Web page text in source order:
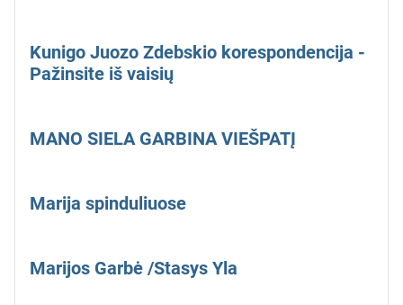
Kunigo Juozo Zdebskio korespondencija -
Pažinsite iš vaisių
MANO SIELA GARBINA VIEŠPATĮ
Marija spinduliuose
Marijos Garbė /Stasys Yla